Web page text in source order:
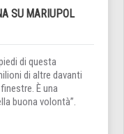
SU MARIUPOL
di questa
di altre davanti
È una
buona volontà”.